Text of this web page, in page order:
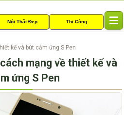
Nội Thất Đẹp Thi Công
a
kế và bút cảm ứng S Pen
mạng về thiết kế và
ứng S Pen